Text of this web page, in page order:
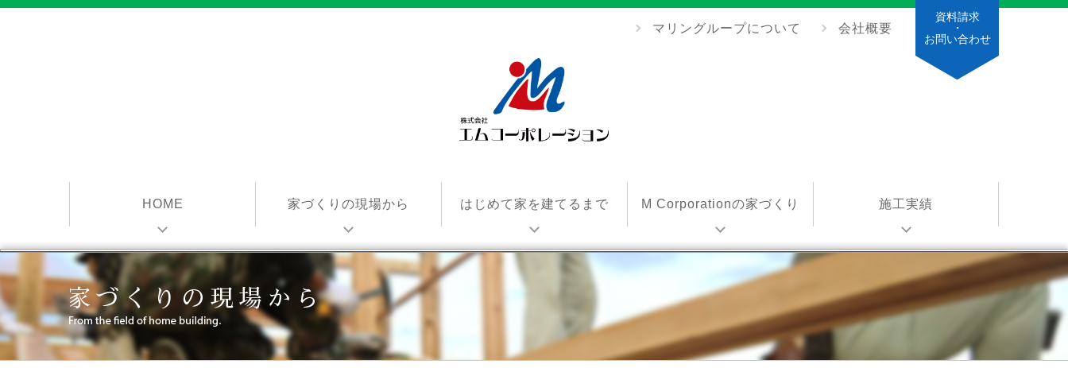
資料請求
・
お問い合わせ
マリングループについて 会社概要
コ
ー
ポ
HOME 家づくりの現場から はじめて家を建てるまで M Corporationの家づくり 施工実績